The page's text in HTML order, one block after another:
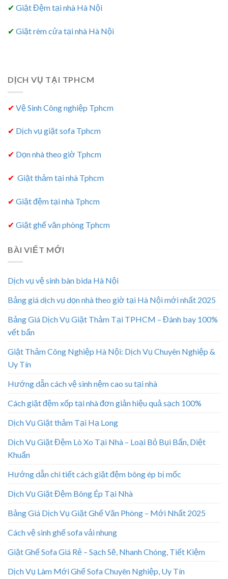
✔ Giặt Đệm tại nhà Hà Nội
✔ Giặt rèm cửa tại nhà Hà Nội
DỊCH VỤ TẠI TPHCM
✔ Vệ Sinh Công nghiệp Tphcm
✔ Dịch vụ giặt sofa Tphcm
✔ Dọn nhà theo giờ Tphcm
✔ Giặt thảm tại nhà Tphcm
✔ Giặt đệm tại nhà Tphcm
✔ Giặt ghế văn phòng Tphcm
BÀI VIẾT MỚI
Dịch vụ vệ sinh bàn bida Hà Nội
Bảng giá dịch vụ dọn nhà theo giờ tại Hà Nội mới nhất 2025
Bảng Giá Dịch Vụ Giặt Thảm Tại TPHCM – Đánh bay 100%
vết bẩn
Giặt Thảm Công Nghiệp Hà Nội: Dịch Vụ Chuyên Nghiệp &
Uy Tín
Hướng dẫn cách vệ sinh nệm cao su tại nhà
Cách giặt đệm xốp tại nhà đơn giản hiệu quả sạch 100%
Dịch Vụ Giặt thảm Tại Hạ Long
Dịch Vụ Giặt Đệm Lò Xo Tại Nhà – Loại Bỏ Bụi Bẩn, Diệt
Khuẩn
Hướng dẫn chi tiết cách giặt đệm bông ép bị mốc
Dịch Vụ Giặt Đệm Bông Ép Tại Nhà
Bảng Giá Dịch Vụ Giặt Ghế Văn Phòng – Mới Nhất 2025
Cách vệ sinh ghế sofa vải nhung
Giặt Ghế Sofa Giá Rẻ – Sạch Sẽ, Nhanh Chóng, Tiết Kiệm
Dịch Vụ Làm Mới Ghế Sofa Chuyên Nghiệp, Uy Tín